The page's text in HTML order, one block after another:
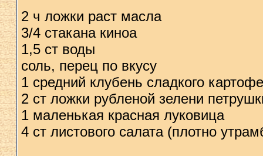
2 ч ложки раст масла
3/4 стакана киноа
1,5 ст воды
соль, перец по вкусу
1 средний клубень сладкого
2 ст ложки рубленой зелени
1 маленькая красная луковица
4 ст листового салата (плотно